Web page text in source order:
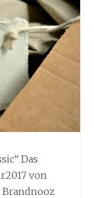
Das
von
Brandnooz